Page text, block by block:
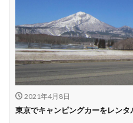
2021年4月8日
東京でキャンピングカーをレン